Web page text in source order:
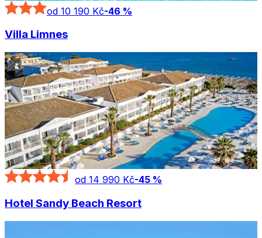
od 10 190 Kč-46 %
Villa Limnes
od 14 990 Kč-45 %
Hotel Sandy Beach Resort